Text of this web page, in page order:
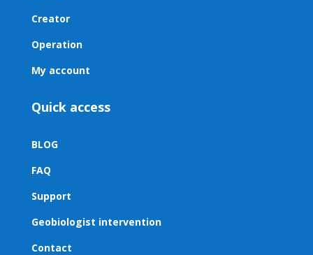
Creator
Operation
My account
Quick access
BLOG
FAQ
Support
Geobiologist intervention
Contact